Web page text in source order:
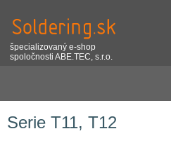
Serie T11, T12
špecializovaný e-shop
spoločnosti ABE.TEC, s.r.o.
Cena celkom:
Zabudli ste